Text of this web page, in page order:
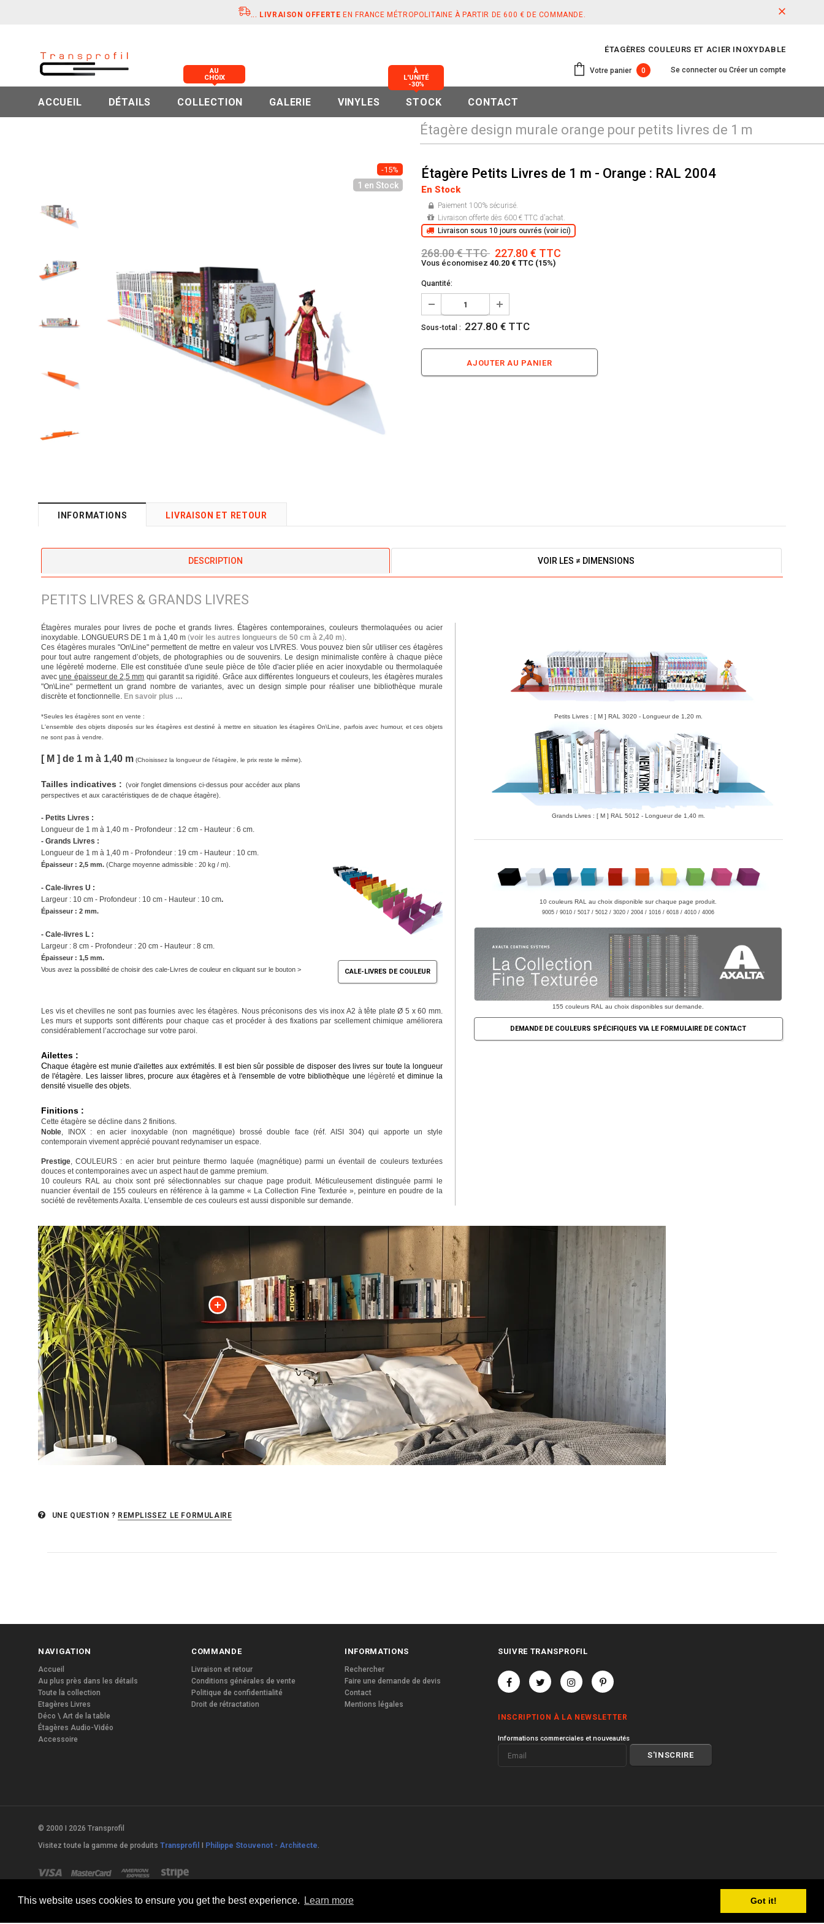
This website uses cookies to ensure you get the best experience. Learn more Got it!
... LIVRAISON OFFERTE EN FRANCE MÉTROPOLITAINE À PARTIR DE 600 € DE COMMANDE.
ÉTAGÈRES COULEURS ET ACIER INOXYDABLE
Votre panier 0 Se connecter ou Créer un compte
ACCUEIL DÉTAILS COLLECTION
AU
CHOIX
GALERIE VINYLES STOCK
À
L'UNITÉ
-30%
CONTACT
Étagère design murale orange pour petits livres de 1 m
-15%
1 en Stock
Étagère Petits Livres de 1 m - Orange : RAL 2004
En Stock
Paiement 100% sécurisé.
Livraison offerte dès 600 € TTC d'achat.
Livraison sous 10 jours ouvrés (voir ici)
268.00 € TTC 227.80 € TTC
Vous économisez 40.20 € TTC (15%)
Quantité:
Sous-total : 227.80 € TTC
INFORMATIONS LIVRAISON ET RETOUR
DESCRIPTION VOIR LES ≠ DIMENSIONS
PETITS LIVRES & GRANDS LIVRES
Étagères murales pour livres de poche et grands livres. Étagères contemporaines, couleurs thermolaquées ou acier
inoxydable. LONGUEURS DE 1 m à 1,40 m (voir les autres longueurs de 50 cm à 2,40 m).
Ces étagères murales "On\Line" permettent de mettre en valeur vos LIVRES. Vous pouvez bien sûr utiliser ces étagères
pour tout autre rangement d’objets, de photographies ou de souvenirs. Le design minimaliste confère à chaque pièce
une légèreté moderne. Elle est constituée d'une seule pièce de tôle d'acier pliée en acier inoxydable ou thermolaquée
avecune épaisseur de 2,5 mm qui garantit sa rigidité. Grâce aux différentes longueurs et couleurs, les étagères murales
"On\Line" permettent un grand nombre de variantes, avec un design simple pour réaliser une bibliothèque murale
discrète et fonctionnelle. En savoir plus …
*Seules les étagères sont en vente :
L'ensemble des objets disposés sur les étagères est destiné à mettre en situation les étagères On\Line, parfois avec humour, et ces objets
ne sont pas à vendre.
[ M ] de 1 m à 1,40 m (Choisissez la longueur de l'étagère, le prix reste le même).
Tailles indicatives : (voir l'onglet dimensions ci-dessus pour accéder aux plans
perspectives et aux caractéristiques de de chaque étagère).
- Petits Livres :
Longueur de 1 m à 1,40 m - Profondeur : 12 cm - Hauteur : 6 cm.
- Grands Livres :
Longueur de 1 m à 1,40 m - Profondeur : 19 cm - Hauteur : 10 cm.
Épaisseur : 2,5 mm. (Charge moyenne admissible : 20 kg / m).
- Cale-livres U :
Largeur : 10 cm - Profondeur : 10 cm - Hauteur : 10 cm.
Épaisseur : 2 mm.
- Cale-livres L :
Largeur : 8 cm - Profondeur : 20 cm - Hauteur : 8 cm.
Épaisseur : 1,5 mm.
Vous avez la possibilité de choisir des cale-Livres de couleur en cliquant sur le bouton >
CALE-LIVRES DE COULEUR
Les vis et chevilles ne sont pas fournies avec les étagères. Nous préconisons des vis inox A2 à tête plate Ø 5 x 60 mm.
Les murs et supports sont différents pour chaque cas et procéder à des fixations par scellement chimique améliorera
considérablement l’accrochage sur votre paroi.
Ailettes :
Chaque étagère est munie d'ailettes aux extrémités. Il est bien sûr possible de disposer des livres sur toute la longueur
de l'étagère. Les laisser libres, procure aux étagères et à l'ensemble de votre bibliothèque une légèreté et diminue la
densité visuelle des objets.
Finitions :
Cette étagère se décline dans 2 finitions.
Noble, INOX : en acier inoxydable (non magnétique) brossé double face (réf. AISI 304) qui apporte un style
contemporain vivement apprécié pouvant redynamiser un espace.
Prestige, COULEURS : en acier brut peinture thermo laquée (magnétique) parmi un éventail de couleurs texturées
douces et contemporaines avec un aspect haut de gamme premium.
10 couleurs RAL au choix sont pré sélectionnables sur chaque page produit. Méticuleusement distinguée parmi le
nuancier éventail de 155 couleurs en référence à la gamme « La Collection Fine Texturée », peinture en poudre de la
société de revêtements Axalta. L’ensemble de ces couleurs est aussi disponible sur demande.
Petits Livres : [ M ] RAL 3020 - Longueur de 1,20 m.
Grands Livres : [ M ] RAL 5012 - Longueur de 1,40 m.
10 couleurs RAL au choix disponible sur chaque page produit.
9005 / 9010 / 5017 / 5012 / 3020 / 2004 / 1016 / 6018 / 4010 / 4006
155 couleurs RAL au choix disponibles sur demande.
DEMANDE DE COULEURS SPÉCIFIQUES VIA LE FORMULAIRE DE CONTACT
UNE QUESTION ? REMPLISSEZ LE FORMULAIRE
NAVIGATION
Accueil
Au plus près dans les détails
Toute la collection
Etagères Livres
Déco \ Art de la table
Étagères Audio-Vidéo
Accessoire
COMMANDE
Livraison et retour
Conditions générales de vente
Politique de confidentialité
Droit de rétractation
INFORMATIONS
Rechercher
Faire une demande de devis
Contact
Mentions légales
SUIVRE TRANSPROFIL
INSCRIPTION À LA NEWSLETTER
Informations commerciales et nouveautés
© 2000 I 2026 Transprofil
Visitez toute la gamme de produits Transprofil Philippe Stouvenot - Architecte.